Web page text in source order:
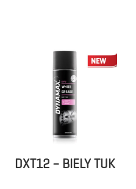
DXT12 – BIELY TUK